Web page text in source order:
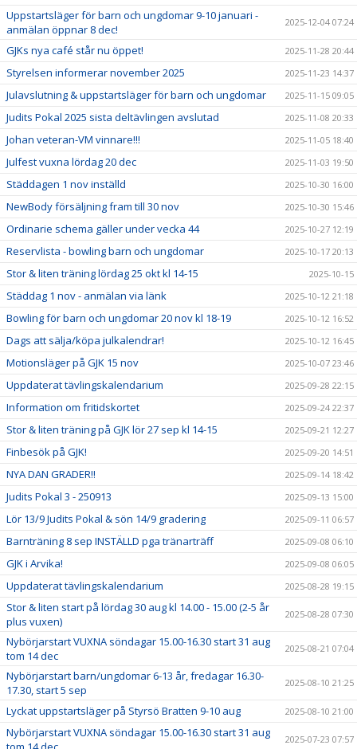
Uppstartsläger för barn och ungdomar 9-10 januari -
anmälan öppnar 8 dec!
2025-12-04 07:24
GJKs nya café står nu öppet! 2025-11-28 20:44
Styrelsen informerar november 2025 2025-11-23 14:37
Julavslutning & uppstartsläger för barn och ungdomar 2025-11-15 09:05
Judits Pokal 2025 sista deltävlingen avslutad 2025-11-08 20:33
Johan veteran-VM vinnare!!! 2025-11-05 18:40
Julfest vuxna lördag 20 dec 2025-11-03 19:50
Städdagen 1 nov inställd 2025-10-30 16:00
NewBody försäljning fram till 30 nov 2025-10-30 15:46
Ordinarie schema gäller under vecka 44 2025-10-27 12:19
Reservlista - bowling barn och ungdomar 2025-10-17 20:13
Stor & liten träning lördag 25 okt kl 14-15 2025-10-15
Städdag 1 nov - anmälan via länk 2025-10-12 21:18
Bowling för barn och ungdomar 20 nov kl 18-19 2025-10-12 16:52
Dags att sälja/köpa julkalendrar! 2025-10-12 16:45
Motionsläger på GJK 15 nov 2025-10-07 23:46
Uppdaterat tävlingskalendarium 2025-09-28 22:15
Information om fritidskortet 2025-09-24 22:37
Stor & liten träning på GJK lör 27 sep kl 14-15 2025-09-21 12:27
Finbesök på GJK! 2025-09-20 14:51
NYA DAN GRADER!! 2025-09-14 18:42
Judits Pokal 3 - 250913 2025-09-13 15:00
Lör 13/9 Judits Pokal & sön 14/9 gradering 2025-09-11 06:57
Barnträning 8 sep INSTÄLLD pga tränarträff 2025-09-08 06:10
GJK i Arvika! 2025-09-08 06:05
Uppdaterat tävlingskalendarium 2025-08-28 19:15
Stor & liten start på lördag 30 aug kl 14.00 - 15.00 (2-5 år
plus vuxen)
2025-08-28 07:30
Nybörjarstart VUXNA söndagar 15.00-16.30 start 31 aug
tom 14 dec
2025-08-21 07:04
Nybörjarstart barn/ungdomar 6-13 år, fredagar 16.30-
17.30, start 5 sep
2025-08-10 21:25
Lyckat uppstartsläger på Styrsö Bratten 9-10 aug 2025-08-10 21:00
Nybörjarstart VUXNA söndagar 15.00-16.30 start 31 aug
2025-07-23 07:57